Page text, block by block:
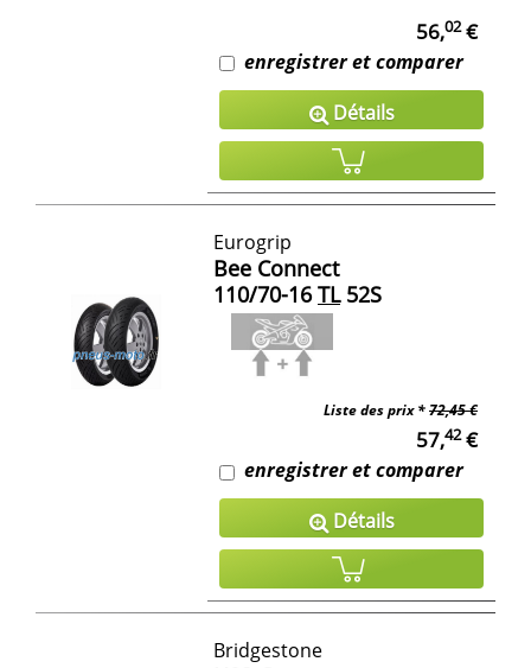
56,02€
enregistrer et comparer
Détails
Eurogrip
Bee Connect
110/70-16 TL52S
Liste des prix *72,45 €
57,42€
enregistrer et comparer
Détails
Bridgestone